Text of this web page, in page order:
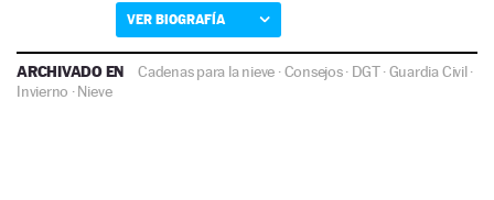
VER BIOGRAFÍA
ARCHIVADO EN Cadenas para la nieve ·Consejos· DGT·Guardia Civil·
Invierno ·Nieve